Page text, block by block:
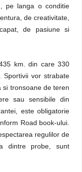
pe langa o conditie
de creativitate,
de pasiune si
km. din care 330
Sportivii vor strabate
tronsoane de teren
sau sensibile din
este obligatorie
Road book-ului.
regulilor de
dintre probe, sunt